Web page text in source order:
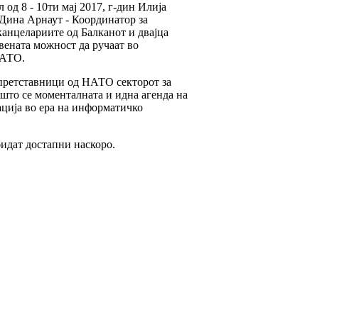
8 - 10ти мај 2017, г-дин Илија
Арнаут - Координатор за
од Балканот и двајца
можност да ручаат во
од НАТО секторот за
се моменталната и идна агенда на
во ера на информатичко
достапни наскоро.